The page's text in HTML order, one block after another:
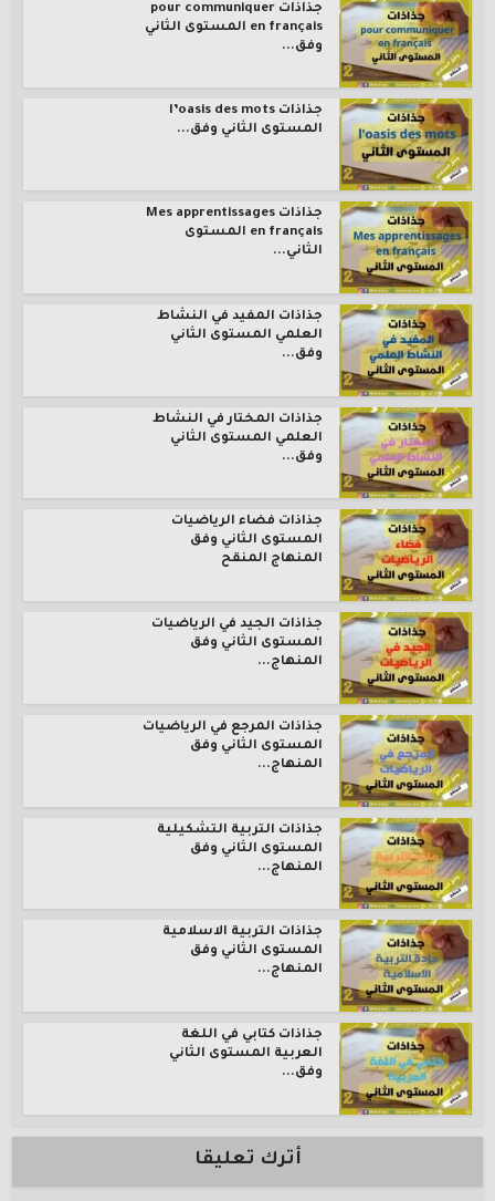
جذاذات pour communiquer
en français المستوى الثاني
وفق...
جذاذات l’oasis des mots
المستوى الثاني وفق...
جذاذات Mes apprentissages
en français المستوى
الثاني...
جذاذات المفيد في النشاط
العلمي المستوى الثاني
وفق...
جذاذات المختار في النشاط
العلمي المستوى الثاني
وفق...
جذاذات فضاء الرياضيات
المستوى الثاني وفق
المنهاج المنقح
جذاذات الجيد في الرياضيات
المستوى الثاني وفق
المنهاج...
جذاذات المرجع في الرياضيات
المستوى الثاني وفق
المنهاج...
جذاذات التربية التشكيلية
المستوى الثاني وفق
المنهاج...
جذاذات التربية الاسلامية
المستوى الثاني وفق
المنهاج...
جذاذات كتابي في اللغة
العربية المستوى الثاني
وفق...
أترك تعليقا